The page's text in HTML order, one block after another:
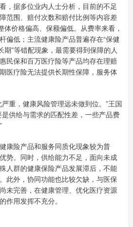
据多位业内人士分析，目前的不足
范围、赔付次数和赔付比例等内容差
体价格偏高、保额偏低。从费率来看，
偏低；主流健康险产品普遍存在“保健
期”等错配现象，最需要得到保障的人
民保和百万医疗险等产品均存在理赔
医疗险无法提供长期性保障，服务体
重，健康风险管理远未做到位。”王国
供给与需求的匹配性差，一些产品费
险产品和服务同质化现象较为普
势。同时，供给能力不足，面向未成
人群的健康保险产品发展滞后，不能
此外，协同功能也比较欠缺，与医保
未完善，在健康管理、优化医疗资源
作用发挥不充分。